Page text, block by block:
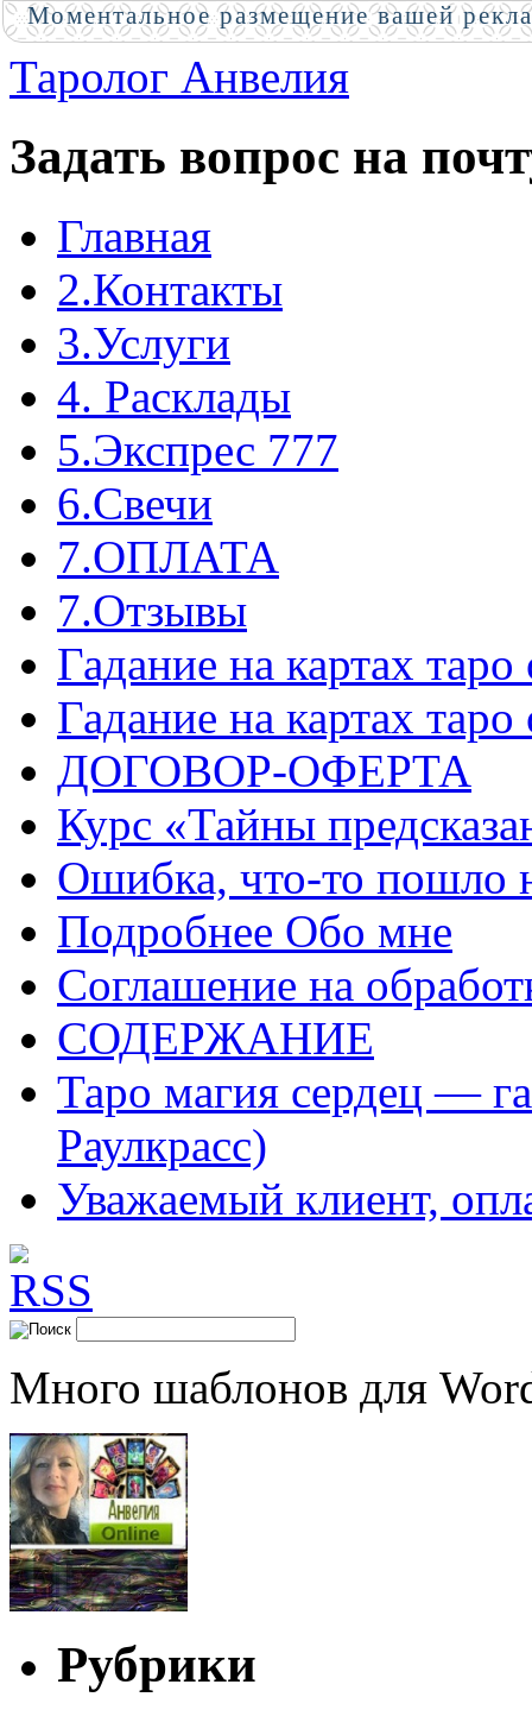
Таролог Анвелия
Задать вопрос на
Главная
2.Контакты
3.Услуги
4. Расклады
5.Экспрес 777
6.Свечи
7.ОПЛАТА
7.Отзывы
Гадание на картах
Гадание на картах
ДОГОВОР-ОФЕРТА
Курс «Тайны
Ошибка, что-то пошло
Подробнее Обо мне
Соглашение на
СОДЕРЖАНИЕ
Таро магия сердец —
Раулкрасс)
Уважаемый клиент,
Много шаблонов для
Рубрики
Моментальное размещение вашей